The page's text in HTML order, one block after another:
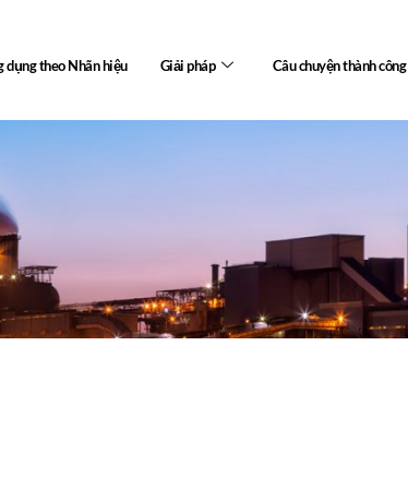
dụng theo Nhãn hiệu Giải pháp Câu chuyện thành công